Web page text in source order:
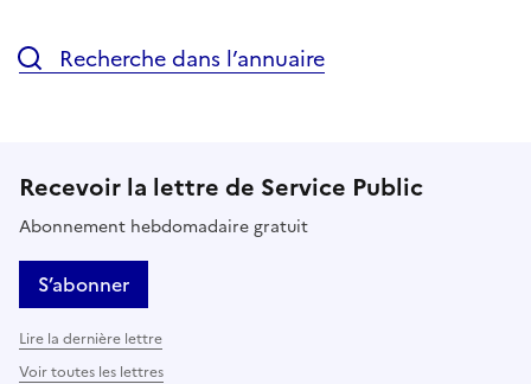
Recherche dans l’annuaire
Recevoir la lettre de Service Public
Abonnement hebdomadaire gratuit
S’abonner
Lire la dernière lettre
Voir toutes les lettres